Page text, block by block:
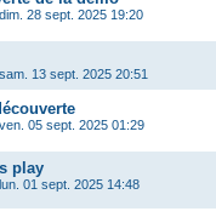
dim. 28 sept. 2025 19:20
sam. 13 sept. 2025 20:51
ven. 05 sept. 2025 01:29
play
lun. 01 sept. 2025 14:48